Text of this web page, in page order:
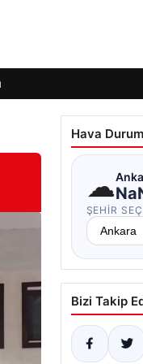
Hava
☁
ŞEHIR SEÇ
Bizi Takip